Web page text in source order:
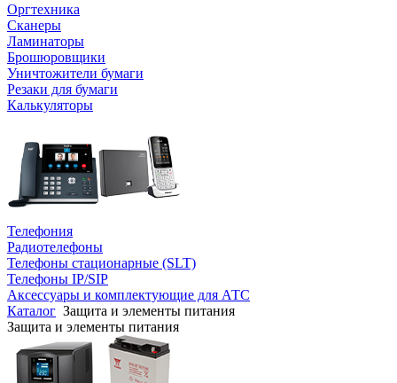
Оргтехника
Сканеры
Ламинаторы
Брошюровщики
Уничтожители бумаги
Резаки для бумаги
Калькуляторы
Телефония
Радиотелефоны
Телефоны стационарные (SLT)
Телефоны IP/SIP
Аксессуары и комплектующие для АТС
Каталог Защита и элементы питания
Защита и элементы питания